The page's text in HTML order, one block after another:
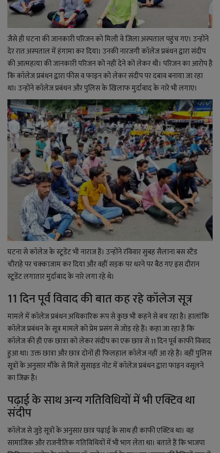
जैसे ही घटना की जानकारी परिजन को मिली वे जिला अस्पताल पहुंच गए। उन्होंने
देर रात अस्पताल में हंगामा कर दिया। उनकी नारजगी कॉलेज प्रबंधन द्वारा संदीप
की आत्महत्या की जानकारी परिजन को नहीं देने को लेकर थी। परिजन का आरोप है
कि कॉलेज प्रबंधन द्वारा फीस व फाइन को लेकर संदीप पर दबाव बनाया जा रहा
था। उन्होंने कॉलेज प्रबंधन और पुलिस के खिलाफ मुर्दाबाद के नारे भी लगाए।
घटना से कॉलेज के स्टूडेंट भी नाराज हैं। उन्होंने रविवार सुबह सैलाना बस स्टैंड
चौराहे पर चक्काजाम कर दिया और वहीं सड़क पर धरने पर बैठ गए इस दौरान
स्टूडेंट लगातार मुर्दाबाद के नारे लगा रहे थे।
11 दिन पूर्व विवाद की बात कह रहे कॉलेज सूत्र
मामले में कॉलेज प्रबंधन अधिकारिक रूप से कुछ भी कहने से बच रहा है। हालांकि
कॉलेज प्रबंधन के सूत्र मामले को प्रेम प्रसंग से जोड़ रहे हैं। कहा जा रहा है कि
कॉलेज की ही एक छात्रा को लेकर संदीप का एक छात्र से 11 दिन पूर्व काफी विवाद
हुआ था। उक्त छात्रा और छात्र दोनों ही फिलहाल कॉलेज नहीं आ रहे हैं। वहीं पुलिस
सूत्रों के अनुसार मौके से मिले सुसाइड नोट में कॉलेज प्रबंधन द्वारा फाइन वसूलने
का जिक्र है।
पढ़ाई के साथ अन्य गतिविधियों में भी एक्टिव था
संदीप
कॉलेज से जुड़े सूत्रों के अनुसार छात्र पढ़ाई के साथ ही काफी एक्टिव था। वह
सामाजिक और राजनीतिक गतिविधियों में भी भाग लेता था। बताते हैं कि भाजपा